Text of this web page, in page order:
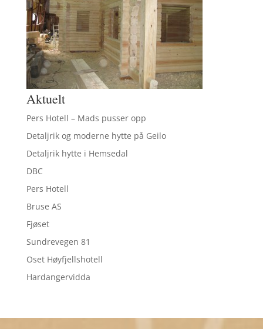
Aktuelt
Pers Hotell – Mads pusser opp
Detaljrik og moderne hytte på Geilo
Detaljrik hytte i Hemsedal
DBC
Pers Hotell
Bruse AS
Fjøset
Sundrevegen 81
Oset Høyfjellshotell
Hardangervidda